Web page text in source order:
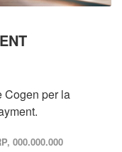
Cogen per la
000.000.000